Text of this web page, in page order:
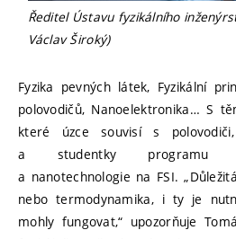
Ředitel Ústavu fyzikálního
Václav Široký)
Fyzika pevných látek, Fyzikální
polovodičů, Nanoelektronika… S
které úzce souvisí s
a studentky programu
a nanotechnologie na FSI.
nebo termodynamika, i ty je
mohly fungovat,“ upozorňuje